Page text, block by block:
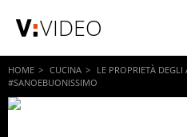
VIDEO
HOME CUCINA
LE PROPRIETÀ
#SANOEBUONISSIMO